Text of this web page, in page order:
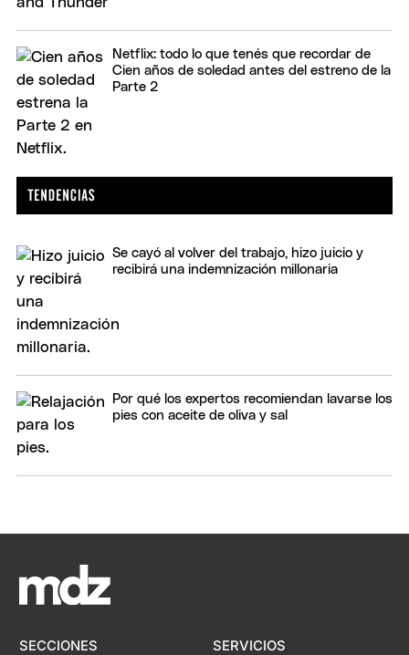
Netflix: todo lo que tenés que recordar de
Cien años de soledad antes del estreno de la
Parte 2
Se cayó al volver del trabajo, hizo juicio y
recibirá una indemnización millonaria
Por qué los expertos recomiendan lavarse los
pies con aceite de oliva y sal
SECCIONES SERVICIOS